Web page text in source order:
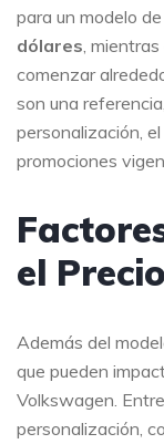
para un modelo
dólares ,
comenzar
son una
personalización,
promociones
el Precio
Además del
que pueden
Volkswagen.
personalización,